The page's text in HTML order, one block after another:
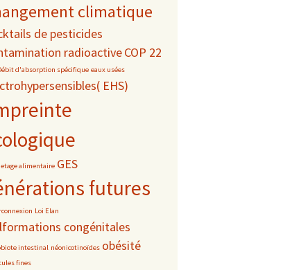
climatique
de pesticides
radioactiveCOP 22
d'absorption spécifique eaux usées
EHS)
alimentaire GES
futures
Loi Elan
congénitales
intestinal néonicotinoïdes obésité
fines